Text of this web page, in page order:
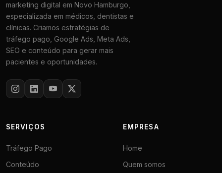
marketing digital em Novo Hamburgo,
especializada em médicos, dentistas e
clínicas. Criamos estratégias de
tráfego pago, Google Ads, Meta Ads,
SEO e conteúdo para gerar mais
pacientes e oportunidades.
SERVIÇOS
Tráfego Pago
Conteúdo
EMPRESA
Home
Quem somos